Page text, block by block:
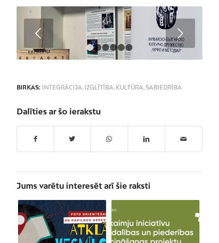
Next
3 4 5 6
BIRKAS: INTEGRĀCIJA, IZGLĪTĪBA, KULTŪRA, SABIEDRĪBA
Dalīties ar šo ierakstu
Jums varētu interesēt arī šie raksti